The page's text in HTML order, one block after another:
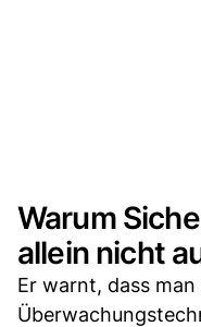
Warum
allein nicht
Er warnt, dass